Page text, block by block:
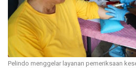
Pelindo menggelar layanan pemeriksaan